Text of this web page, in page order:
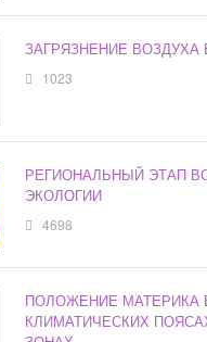
ЗАГРЯЗНЕНИЕ
1023
РЕГИОНАЛЬНЫЙ ЭТАП
ЭКОЛОГИИ
4698
ПОЛОЖЕНИЕ МАТЕРИКА
КЛИМАТИЧЕСКИХ